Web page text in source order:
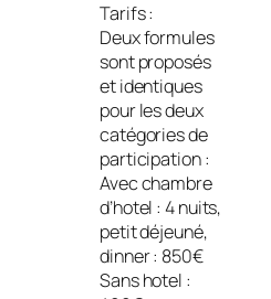
Tarifs :
Deux formules
sont proposés
et identiques
pour les deux
catégories de
participation :
Avec chambre
d’hotel : 4 nuits,
petit déjeuné,
dinner : 850€
Sans hotel :